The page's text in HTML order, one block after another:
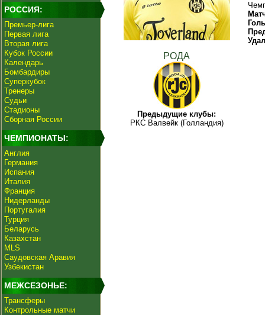
РОССИЯ:
Премьер-лига
Первая лига
Вторая лига
Кубок России
Календарь
Бомбардиры
Суперкубок
Тренеры
Судьи
Стадионы
Сборная России
ЧЕМПИОНАТЫ:
Англия
Германия
Испания
Италия
Франция
Нидерланды
Португалия
Турция
Беларусь
Казахстан
MLS
Саудовская Аравия
Узбекистан
МЕЖСЕЗОНЬЕ:
Трансферы
Контрольные матчи
РОДА
Предыдущие клубы:
РКС Валвейк (Голландия)